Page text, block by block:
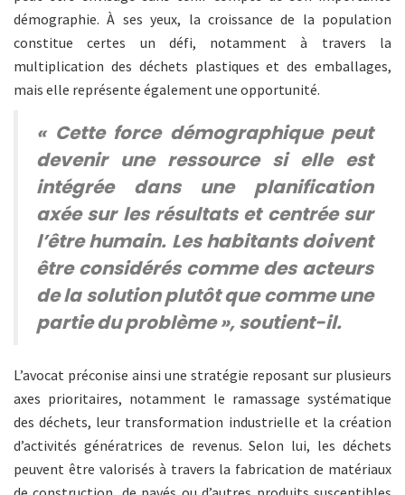
démographie. À ses yeux, la croissance de la population
constitue certes un défi, notamment à travers la
multiplication des déchets plastiques et des emballages,
mais elle représente également une opportunité.
« Cette force démographique peut
devenir une ressource si elle est
intégrée dans une planification
axée sur les résultats et centrée sur
l’être humain. Les habitants doivent
être considérés comme des acteurs
de la solution plutôt que comme une
partie du problème », soutient-il.
L’avocat préconise ainsi une stratégie reposant sur plusieurs
axes prioritaires, notamment le ramassage systématique
des déchets, leur transformation industrielle et la création
d’activités génératrices de revenus. Selon lui, les déchets
peuvent être valorisés à travers la fabrication de matériaux